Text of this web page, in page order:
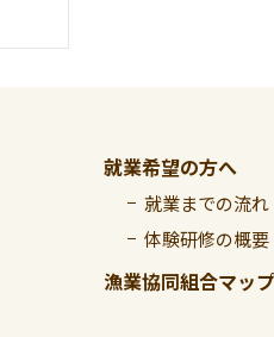
就業希望の方へ
就業までの流れ
体験研修の概要
漁業協同組合マップ